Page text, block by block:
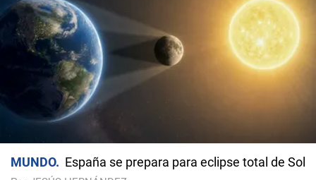
MUNDO España se prepara para eclipse total de Sol